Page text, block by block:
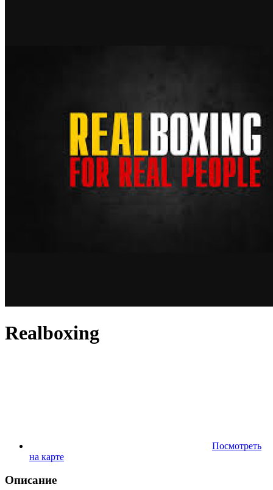
Realboxing
Посмотреть
на карте
Описание